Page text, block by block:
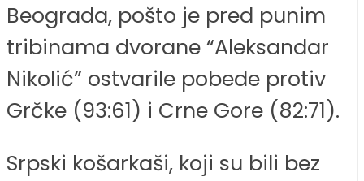
Beograda, pošto je pred punim
tribinama dvorane “Aleksandar
Nikolić” ostvarile pobede protiv
Grčke (93:61) i Crne Gore (82:71).
Srpski košarkaši, koji su bili bez